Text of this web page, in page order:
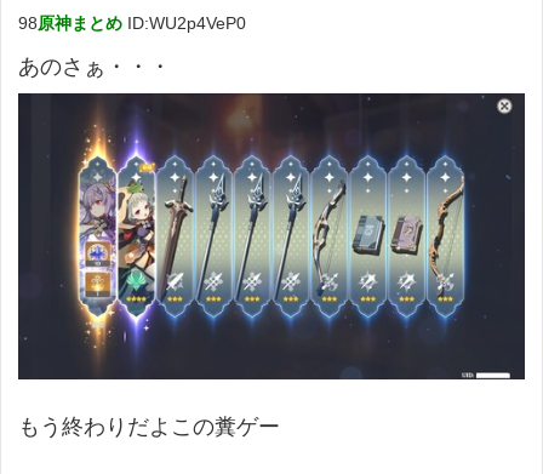
98原神まとめ ID:WU2p4VeP0
あのさぁ・・・
もう終わりだよこの糞ゲー